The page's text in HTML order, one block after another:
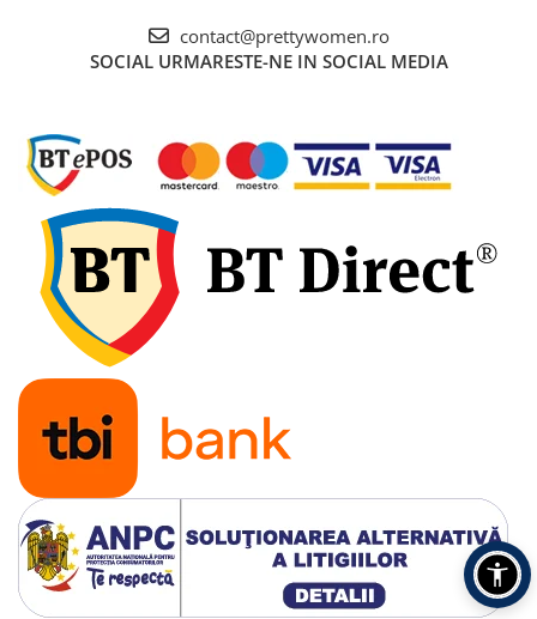
contact@prettywomen.ro
SOCIAL URMARESTE-NE IN SOCIAL MEDIA